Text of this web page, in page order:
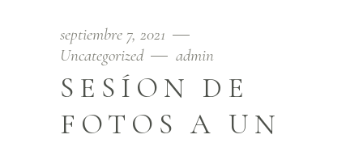
septiembre 7, 2021
Uncategorized
admin
SESÍON DE
FOTOS A UN